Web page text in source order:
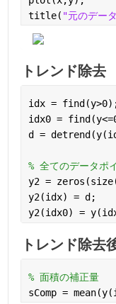
title( "元のデー
トレンド除去
idx =
idx0 =
d =
% 全てのデータポ
y2 =
y2(idx) = d;
y2(idx0) =
トレンド除去
% 面積の補正量
sComp =